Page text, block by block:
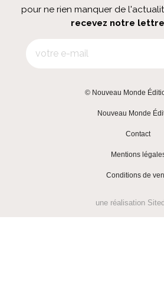
pour ne rien manquer de
recevez notre
© Nouveau Monde
Nouveau Monde
Contact
Mentions
Conditions de
une réalisation